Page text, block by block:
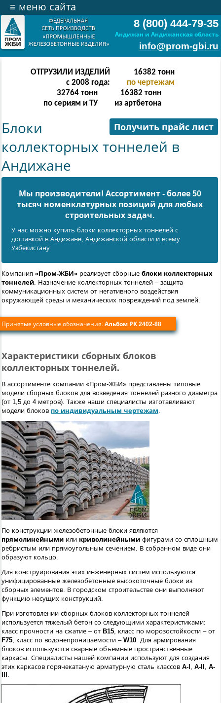
8 (800) 444-79-35
Андижан и Андижанская область
info@prom-gbi.ru
≡ меню сайта
ОТГРУЗИЛИ ИЗДЕЛИЙ
с 2008 года:
32766 тонн
по чертежам
65532 тонн
по сериям и ТУ
32766 тонн
из артбетона
Получить прайс лист
Блоки
коллекторных тоннелей в
Андижане
Мы производители! Ассортимент - более 50
тысяч номенклатурных позиций для любых
cтроительных задач.
У нас можно купить блоки коллекторных тоннелей с
доставкой в Андижанe, Андижанской области и всему
Узбекистану
Компания «Пром-ЖБИ» реализует сборные блоки коллекторных
тоннелей. Назначение коллекторных тоннелей – защита
коммуникационных систем от негативного воздействия
окружающей среды и механических повреждений под землей.
Принятые условные обозначения: Альбом РК 2402-88
Характеристики сборных блоков
коллекторных тоннелей.
В ассортименте компании «Пром-ЖБИ» представлены типовые
модели сборных блоков для возведения тоннелей разного диаметра
(от 1,5 до 4 метров). Также наши специалисты изготавливают
модели блоков по индивидуальным чертежам.
По конструкции железобетонные блоки являются
прямолинейными или криволинейными фигурами со сплошным
ребристым или прямоугольным сечением. В собранном виде они
образуют кольцо.
Для конструирования этих инженерных систем используются
унифицированные железобетонные высокоточные блоки из
сборных элементов. В городском строительстве они выполняют
функцию несущих конструкций.
При изготовлении сборных блоков коллекторных тоннелей
используется тяжелый бетон со следующими характеристиками:
класс прочности на сжатие – от B15, класс по морозостойкости – от
F75, класс по водонепроницаемости – W10. Для армирования
блоков используются сварные объемные пространственные
каркасы. Специалисты нашей компании используют для создания
этих каркасов горячекатаную арматурную сталь классов A-I , A-II , A-
.